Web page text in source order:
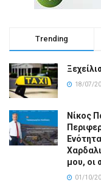
Trending
18/07/
Νίκος
μου, οι
01/10/